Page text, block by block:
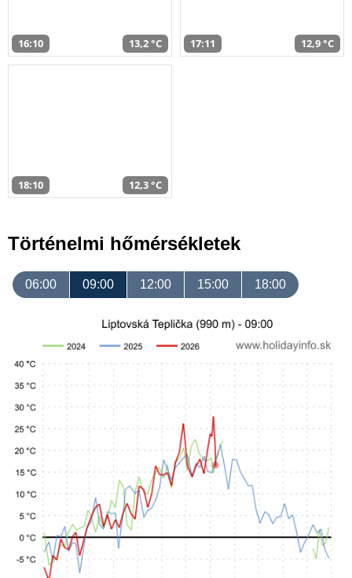
16:10 13,2 °C 17:11 12,9 °C
18:10 12,3 °C
Történelmi hőmérsékletek
06:00 09:00 12:00 15:00 18:00